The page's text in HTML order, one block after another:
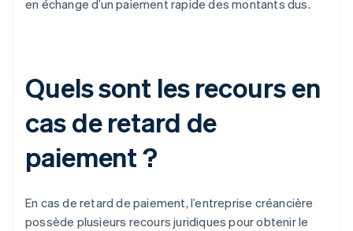
en échange d’un paiement rapide des montants dus.
Quels sont les recours en
cas de retard de
paiement ?
En cas de retard de paiement, l’entreprise créancière
possède plusieurs recours juridiques pour obtenir le